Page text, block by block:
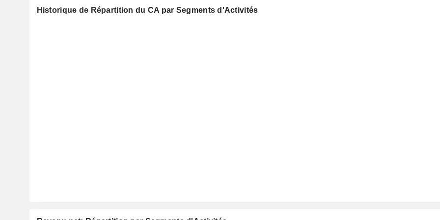
Historique de Répartition du CA par Segments d'Activités